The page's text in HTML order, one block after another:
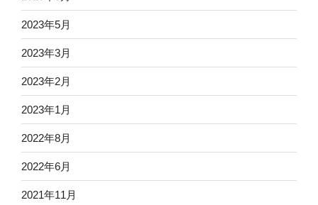
2023年5月
2023年3月
2023年2月
2023年1月
2022年8月
2022年6月
2021年11月